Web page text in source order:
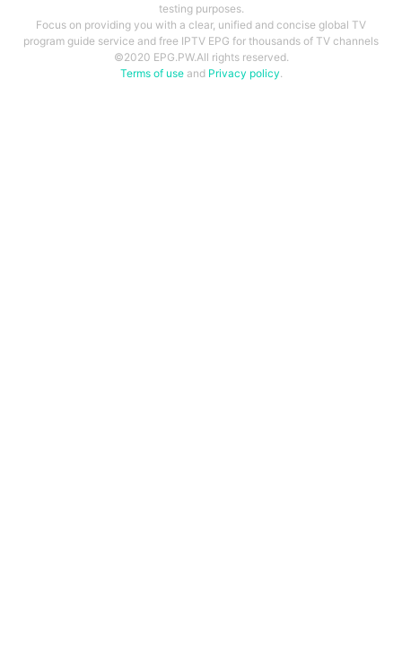
testing purposes.
Focus on providing you with a clear, unified and concise global TV
program guide service and free IPTV EPG for thousands of TV channels
©2020 EPG.PW.All rights reserved.
Terms of useand Privacy policy.